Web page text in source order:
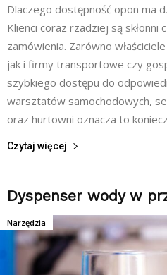
Dlaczego dostępność opon ma
Klienci coraz rzadziej są skłonni
zamówienia. Zarówno
jak i firmy transportowe czy
szybkiego dostępu do
warsztatów samochodowych,
oraz hurtowni oznacza to
Czytaj więcej
Dyspenser wody w
Narzędzia